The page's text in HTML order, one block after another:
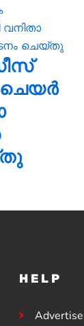
HELP